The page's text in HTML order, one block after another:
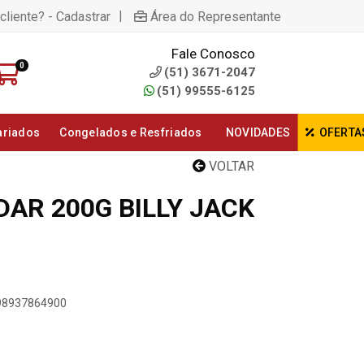
- Cadastrar | Área do Representante
0
Fale Conosco
(51) 3671-2047
(51) 99555-6125
Congelados e Resfriados NOVIDADES
VOLTAR
200G BILLY JACK